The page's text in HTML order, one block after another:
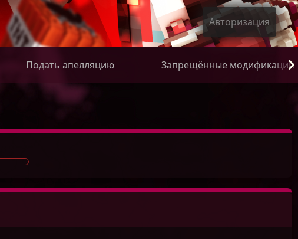
Авторизация
Подать апелляцию Запрещённые модификации